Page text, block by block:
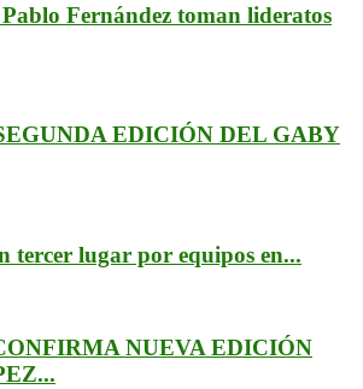
Fernández toman lideratos
EDICIÓN DEL GABY
tercer lugar por equipos en...
NUEVA EDICIÓN